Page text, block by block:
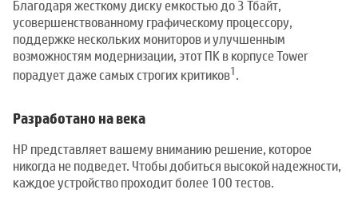
Благодаря жесткому диску емкостью до 3 Тбайт,
усовершенствованному графическому процессору,
поддержке нескольких мониторов и улучшенным
возможностям модернизации, этот ПК в корпусе Tower
порадует даже самых строгих критиков1.
Разработано на века
HP представляет вашему вниманию решение, которое
никогда не подведет. Чтобы добиться высокой надежности,
каждое устройство проходит более 100 тестов.